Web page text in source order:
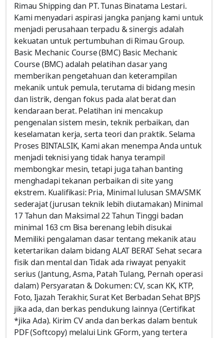
Rimau Shipping dan PT. Tunas Binatama Lestari.
Kami menyadari aspirasi jangka panjang kami untuk
menjadi perusahaan terpadu & sinergis adalah
kekuatan untuk pertumbuhan di Rimau Group.
Basic Mechanic Course (BMC) Basic Mechanic
Course (BMC) adalah pelatihan dasar yang
memberikan pengetahuan dan keterampilan
mekanik untuk pemula, terutama di bidang mesin
dan listrik, dengan fokus pada alat berat dan
kendaraan berat. Pelatihan ini mencakup
pengenalan sistem mesin, teknik perbaikan, dan
keselamatan kerja, serta teori dan praktik. Selama
Proses BINTALSIK, Kami akan menempa Anda untuk
menjadi teknisi yang tidak hanya terampil
membongkar mesin, tetapi juga tahan banting
menghadapi tekanan perbaikan di site yang
ekstrem. Kualifikasi: Pria, Minimal lulusan SMA/SMK
sederajat (jurusan teknik lebih diutamakan) Minimal
17 Tahun dan Maksimal 22 Tahun Tinggi badan
minimal 163 cm Bisa berenang lebih disukai
Memiliki pengalaman dasar tentang mekanik atau
ketertarikan dalam bidang ALAT BERAT Sehat secara
fisik dan mental dan Tidak ada riwayat penyakit
serius (Jantung, Asma, Patah Tulang, Pernah operasi
dalam) Persyaratan & Dokumen: CV, scan KK, KTP,
Foto, Ijazah Terakhir, Surat Ket Berbadan Sehat BPJS
jika ada, dan berkas pendukung lainnya (Certifikat
*jika Ada). Kirim CV anda dan berkas dalam bentuk
PDF (Softcopy) melalui Link GForm, yang tertera